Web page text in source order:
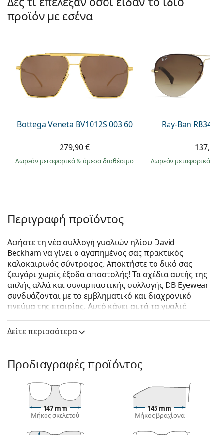
Όλες οι μάρκες
Persol
Όλες οι μάρκες
Όλα τα υγρά φακών
προϊόν με εσένα
Bottega Veneta BV1012S 003 60
279,90 €
Δωρεάν μεταφορικά& άμεσα διαθέσιμο
Ray-Ban
Δωρεάν μεταφορικά
Περιγραφή προϊόντος
Αφήστε τη νέα συλλογή γυαλιών ηλίου David
Beckham να γίνει ο αγαπημένος σας πρακτικός
καλοκαιρινός σύντροφος. Αποκτήστε το δικό σας
ζευγάρι χωρίς έξοδα αποστολής! Τα σχέδια αυτής της
απλής αλλά και συναρπαστικής συλλογής DB Eyewear
συνδυάζονται με το εμβληματικό και διαχρονικό
πνεύμα της εταιρίας. Αυτό κάνει αυτά τα γυαλιά
της μόδας. Αυτή η συλλογή γυαλιών ηλίου που
δημιουργήθηκε σε συνεργασία με την Safilo, έναν από
κόσμο, είναι κατάλληλη για κάθε δυνατό άντρα που
εκτιμά την κλασική, καλοκαιρινή του εμφάνιση.
David Beckham DB 7083/G/S HEK IR 59είναι αντρικά
γυαλιά ηλίου.
Σκελετός γυαλιών ηλίου
Το γκρι χρώμα του σκελετού ταιριάζει απόλυτα με
Δείτε περισσότερα
Προδιαγραφές προϊόντος
147 mm
Μήκος σκελετού
145 mm
Μήκος βραχίονα